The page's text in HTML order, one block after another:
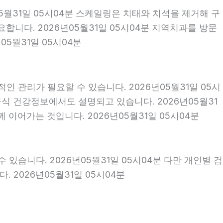
31일 05시04분 스케일링은 치태와 치석을 제거해 구
합니다. 2026년05월31일 05시04분 지역치과를 방문
월31일 05시04분
관리가 필요할 수 있습니다. 2026년05월31일 05시
건강정보에서도 설명되고 있습니다. 2026년05월31
이어가는 것입니다. 2026년05월31일 05시04분
있습니다. 2026년05월31일 05시04분 다만 개인별 검
. 2026년05월31일 05시04분